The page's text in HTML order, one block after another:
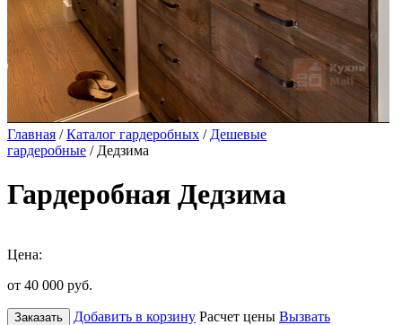
Главная /Каталог гардеробных / Дешевые
гардеробные / Дедзима
Гардеробная Дедзима
Цена:
от 40 000 руб.
Заказать Добавить в корзину Расчет цены Вызвать